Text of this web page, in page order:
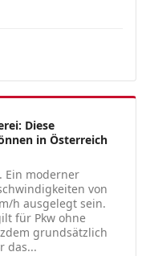
Diese
in Österreich
Ein moderner
von
h ausgelegt sein.
für Pkw ohne
grundsätzlich
das...